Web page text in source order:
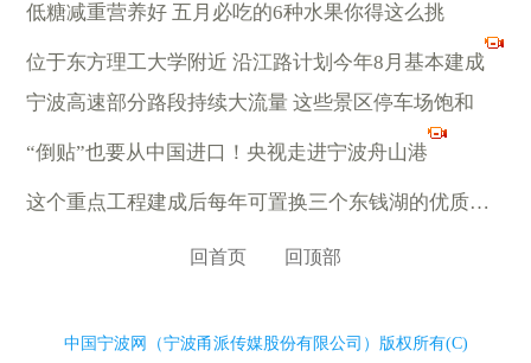
低糖减重营养好 五月必吃的6种水果你得这么挑
位于东方理工大学附近 沿江路计划今年8月基本建成
宁波高速部分路段持续大流量 这些景区停车场饱和
“倒贴”也要从中国进口！央视走进宁波舟山港
这个重点工程建成后每年可置换三个东钱湖的优质水源
回首页 回顶部
中国宁波网（宁波甬派传媒股份有限公司）版权所有(C)